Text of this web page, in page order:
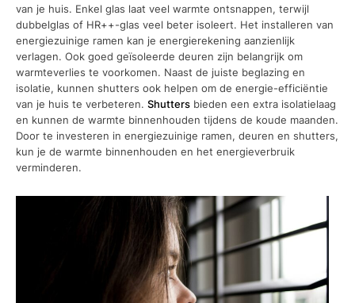
van je huis. Enkel glas laat veel warmte ontsnappen, terwijl
dubbelglas of HR++-glas veel beter isoleert. Het installeren van
energiezuinige ramen kan je energierekening aanzienlijk
verlagen. Ook goed geïsoleerde deuren zijn belangrijk om
warmteverlies te voorkomen. Naast de juiste beglazing en
isolatie, kunnen shutters ook helpen om de energie-efficiëntie
van je huis te verbeteren. Shutters bieden een extra isolatielaag
en kunnen de warmte binnenhouden tijdens de koude maanden.
Door te investeren in energiezuinige ramen, deuren en shutters,
kun je de warmte binnenhouden en het energieverbruik
verminderen.